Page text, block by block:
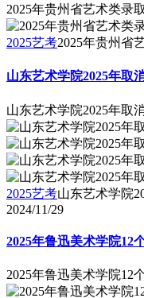
2025年贵州省艺术类录
2025艺考2025年贵州省
山东艺术学院2025年取
山东艺术学院2025年取
2025艺考山东艺术学院
2024/11/29
2025年鲁迅美术学院12
2025年鲁迅美术学院12